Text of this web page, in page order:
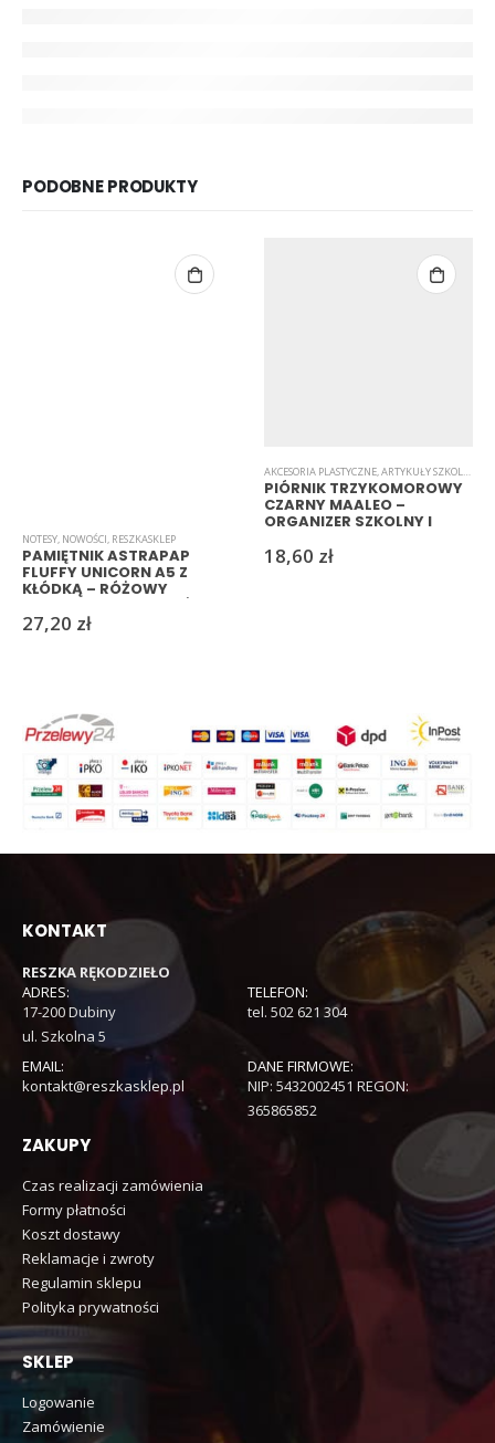
PODOBNE PRODUKTY
NOTESY, NOWOŚCI, RESZKASKLEP
PAMIĘTNIK ASTRAPAP
FLUFFY UNICORN A5 Z
KŁÓDKĄ – RÓŻOWY
PLUSZOWY JEDNOROŻEC
27,20 zł
AKCESORIA PLASTYCZNE,ARTYKUŁY SZKOLNE I BIUROWE
PIÓRNIK TRZYKOMOROWY
CZARNY MAALEO –
ORGANIZER SZKOLNY I
18,60 zł
KONTAKT
RESZKA RĘKODZIEŁO
ADRES:
17-200 Dubiny
ul. Szkolna 5
TELEFON:
tel. 502 621 304
EMAIL:
kontakt@reszkasklep.pl
DANE FIRMOWE:
NIP: 5432002451 REGON:
365865852
ZAKUPY
Czas realizacji zamówienia
Formy płatności
Koszt dostawy
Reklamacje i zwroty
Regulamin sklepu
Polityka prywatności
SKLEP
Logowanie
Zamówienie